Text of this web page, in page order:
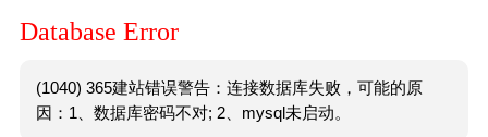
Database Error
(1040) 365建站错误警告：连接数据库失败，可能的原
因：1、数据库密码不对; 2、mysql未启动。